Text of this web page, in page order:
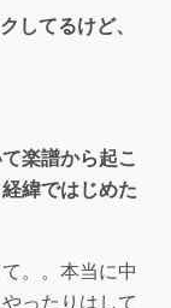
してるけど、
楽譜から起こ
緯ではじめた
。。本当に中
ったりはして